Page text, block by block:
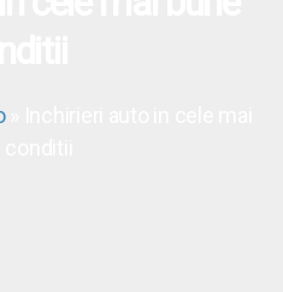
» Inchirieri auto in cele mai